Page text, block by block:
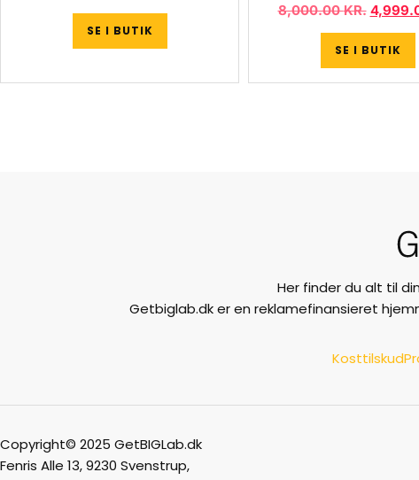
SE I BUTIK
8,000.00KR.
SE I BUTIK
Her finder du alt til
Getbiglab.dk er en reklamefinansieret
Kosttilskud
Copyright© 2025 GetBIGLab.dk
Fenris Alle 13, 9230 Svenstrup,